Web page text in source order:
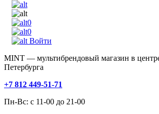
0
0
Войти
MINT — мультибрендовый магазин в
Петербурга
+7 812 449-51-71
Пн-Вс: с 11-00 до 21-00